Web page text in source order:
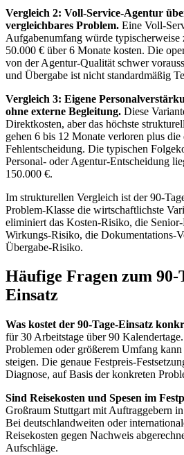
Vergleich 2: Voll-Service-Agentur
vergleichbares Problem. Eine Voll-
Aufgabenumfang würde typischerweise
50.000 € über 6 Monate kosten. Die
von der Agentur-Qualität schwer
und Übergabe ist nicht standardmäßig
Vergleich 3: Eigene
ohne externe Begleitung. Diese
Direktkosten, aber das höchste
gehen 6 bis 12 Monate verloren plus
Fehlentscheidung. Die typischen
Personal- oder Agentur-Entscheidung
150.000 €.
Im strukturellen Vergleich ist der 90-
Problem-Klasse die wirtschaftlichste
eliminiert das Kosten-Risiko, die
Wirkungs-Risiko, die Dokumentations-
Übergabe-Risiko.
Häufige Fragen zum
Einsatz
Was kostet der 90-Tage-Einsatz
für 30 Arbeitstage über 90
Problemen oder größerem Umfang
steigen. Die genaue Festpreis-
Diagnose, auf Basis der konkreten
Sind Reisekosten und Spesen im
Großraum Stuttgart mit Auftraggebern
Bei deutschlandweiten oder
Reisekosten gegen Nachweis
Aufschläge.